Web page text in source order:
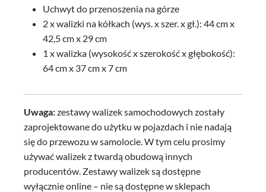
Uchwyt do przenoszenia na górze
2 x walizki na kółkach (wys. x szer. x gł.): 44 cm x
42,5 cm x 29 cm
1 x walizka (wysokość x szerokość x głębokość):
64 cm x 37 cm x 7 cm
Uwaga:zestawy walizek samochodowych zostały
zaprojektowane do użytku w pojazdach i nie nadają
się do przewozu w samolocie. W tym celu prosimy
używać walizek z twardą obudową innych
producentów. Zestawy walizek są dostępne
wyłącznie online – nie są dostępne w sklepach